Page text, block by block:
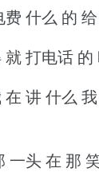
什么 的
打电话 的
讲 什么
一头 在 那